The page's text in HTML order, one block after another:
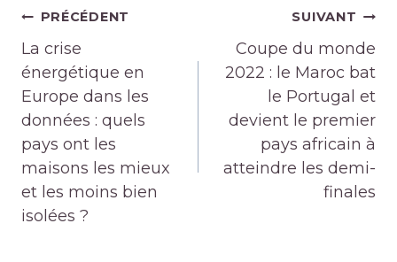
Navigation
de
l’article
PRÉCÉDENT
La crise
énergétique en
Europe dans les
données : quels
pays ont les
maisons les mieux
et les moins bien
isolées ?
SUIVANT
Coupe du monde
2022 : le Maroc bat
le Portugal et
devient le premier
pays africain à
atteindre les demi-
finales